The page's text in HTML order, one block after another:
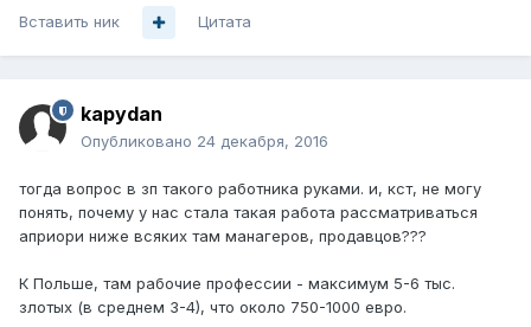
Вставить ник Цитата
kapydan
Опубликовано 24 декабря, 2016
тогда вопрос в зп такого работника руками. и, кст, не могу
понять, почему у нас стала такая работа рассматриваться
априори ниже всяких там манагеров, продавцов???
К Польше, там рабочие профессии - максимум 5-6 тыс.
злотых (в среднем 3-4), что около 750-1000 евро.